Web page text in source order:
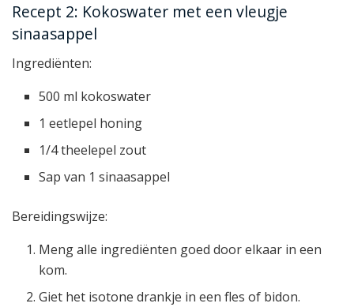
Recept 2: Kokoswater met een vleugje
sinaasappel
Ingrediënten:
500 ml kokoswater
1 eetlepel honing
1/4 theelepel zout
Sap van 1 sinaasappel
Bereidingswijze:
Meng alle ingrediënten goed door elkaar in een
kom.
Giet het isotone drankje in een fles of bidon.